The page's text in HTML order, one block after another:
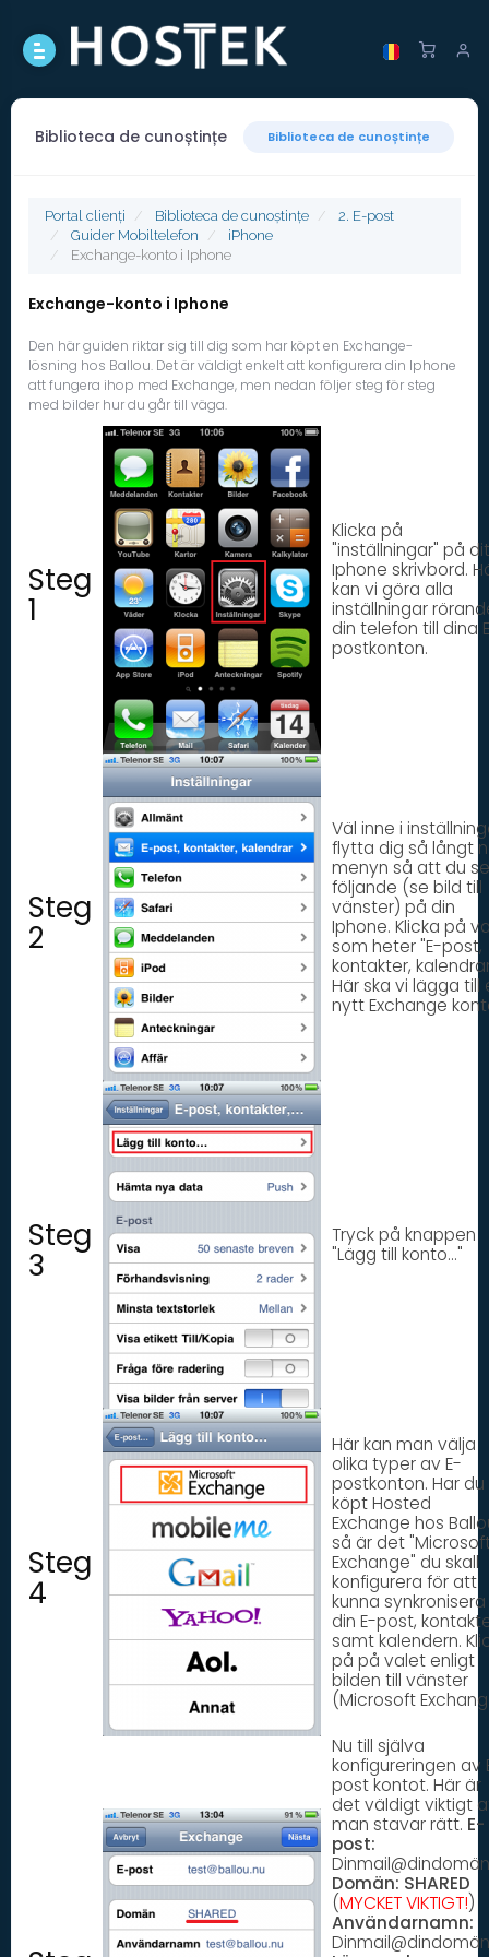
Biblioteca de cunoștințe Biblioteca de cunoștințe
Portal clienți Biblioteca de cunoștințe
2. E-post
Guider Mobiltelefon
iPhone
Exchange-konto i Iphone
Exchange-konto i Iphone
Den här guiden riktar sig till dig som har köpt en Exchange-
lösning hos Ballou. Det är väldigt enkelt att konfigurera din Iphone
att fungera ihop med Exchange, men nedan följer steg för steg
med bilder hur du går till väga.
Steg
1
Klicka på
"inställningar" på
Iphone skrivbord.
kan vi göra alla
inställningar
din telefon till dina
postkonton.
Steg
2
Väl inne i
flytta dig så långt
menyn så att du
följande (se bild till
vänster) på din
Iphone. Klicka på
som heter "E-post,
kontakter,
Här ska vi lägga till
nytt Exchange
Steg
3
Tryck på knappen
"Lägg till konto..."
Steg
4
Här kan man välja
olika typer av E-
postkonton. Har du
köpt Hosted
Exchange hos
så är det
Exchange" du skall
konfigurera för att
kunna synkronisera
din E-post,
samt kalendern.
på på valet enligt
bilden till vänster
(Microsoft
Nu till själva
konfigureringen av
post kontot. Här är
det väldigt viktigt
man stavar rätt. E-
post:
Domän: SHARED
(MYCKET VIKTIGT!)
Användarnamn: